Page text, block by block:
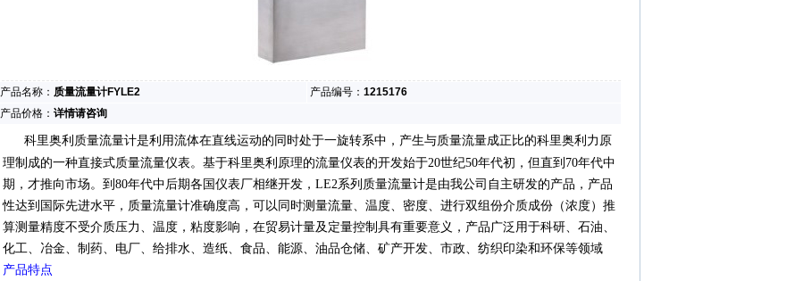
产品名称： 质量流量计FYLE2 产品编号： 1215176
产品价格： 详情请咨询
科里奥利质量流量计是利用流体在直线运动的同时处于一旋转系中，产生与质量流量成正比的科里奥利力原
理制成的一种直接式质量流量仪表。基于科里奥利原理的流量仪表的开发始于20世纪50年代初，但直到70年代中
期，才推向市场。到80年代中后期各国仪表厂相继开发，LE2系列质量流量计是由我公司自主研发的产品，产品
性达到国际先进水平，质量流量计准确度高，可以同时测量流量、温度、密度、进行双组份介质成份（浓度）推
算测量精度不受介质压力、温度，粘度影响，在贸易计量及定量控制具有重要意义，产品广泛用于科研、石油、
化工、冶金、制药、电厂、给排水、造纸、食品、能源、油品仓储、矿产开发、市政、纺织印染和环保等领域
产品特点